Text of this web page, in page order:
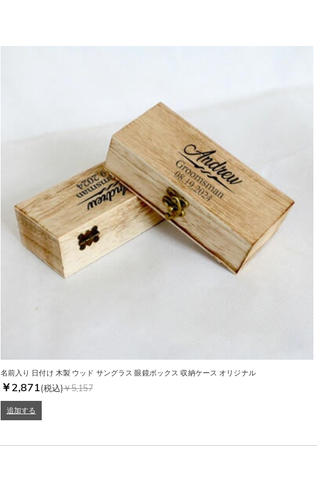
名前入り 日付け 木製 ウッド サングラス 眼鏡ボックス 収納ケース オリジナル
￥2,871(税込)￥5,157
追加する